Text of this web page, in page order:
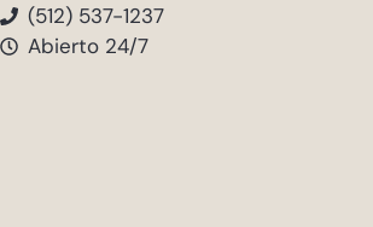
(512) 537-1237
Abierto 24/7